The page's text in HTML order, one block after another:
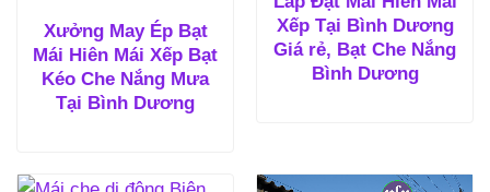
Xưởng May Ép Bạt
Mái Hiên Mái Xếp Bạt
Kéo Che Nắng Mưa
Tại Bình Dương
Xếp Tại Bình Dương
Giá rẻ, Bạt Che Nắng
Bình Dương